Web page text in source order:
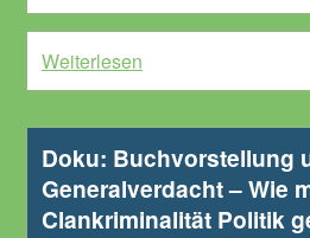
Weiterlesen
Doku: Buchvorstellung
Generalverdacht – Wie
Clankriminalität Politik